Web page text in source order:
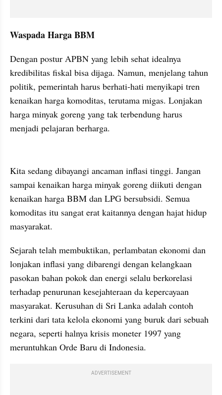
Waspada Harga BBM
Dengan postur APBN yang lebih sehat idealnya
kredibilitas fiskal bisa dijaga. Namun, menjelang tahun
politik, pemerintah harus berhati-hati menyikapi tren
kenaikan harga komoditas, terutama migas. Lonjakan
harga minyak goreng yang tak terbendung harus
menjadi pelajaran berharga.
Kita sedang dibayangi ancaman inflasi tinggi. Jangan
sampai kenaikan harga minyak goreng diikuti dengan
kenaikan harga BBM dan LPG bersubsidi. Semua
komoditas itu sangat erat kaitannya dengan hajat hidup
masyarakat.
Sejarah telah membuktikan, perlambatan ekonomi dan
lonjakan inflasi yang dibarengi dengan kelangkaan
pasokan bahan pokok dan energi selalu berkorelasi
terhadap penurunan kesejahteraan da kepercayaan
masyarakat. Kerusuhan di Sri Lanka adalah contoh
terkini dari tata kelola ekonomi yang buruk dari sebuah
negara, seperti halnya krisis moneter 1997 yang
meruntuhkan Orde Baru di Indonesia.
ADVERTISEMENT